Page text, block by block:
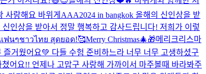
사랑해요 바위게 AAA2024 in bangkok 올해의 신인상을 받
인상을 받아서 정말 행복하고 감사드립니다! 저희가 이렇
แฟนๆชาวไทย สุดยอด!🥰Merry Christmas🎄🎁메리크리스마
거웠어요💚 다들 수험 준비하느라 너무 너무 고생하셨구
어요!! 언제나 고맙구 사랑해 가까이서 마주볼때 바라봐주